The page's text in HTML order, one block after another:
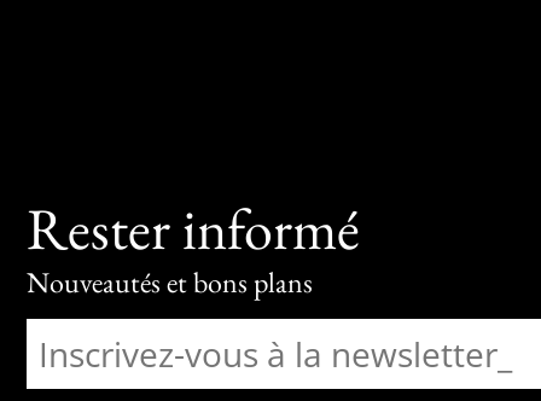
Rester informé
Nouveautés et bons plans